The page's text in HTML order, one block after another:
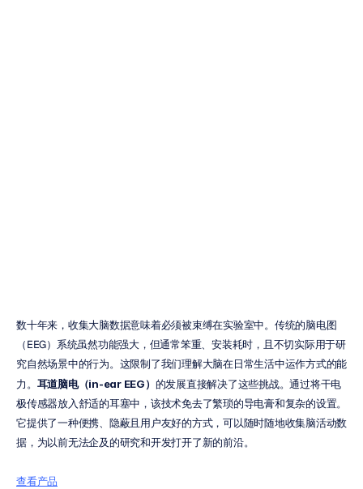
数十年来，收集大脑数据意味着必须被束缚在实验室中。传统的脑电图
（EEG）系统虽然功能强大，但通常笨重、安装耗时，且不切实际用于研
究自然场景中的行为。这限制了我们理解大脑在日常生活中运作方式的能
力。 耳道脑电（in-ear EEG） 的发展直接解决了这些挑战。通过将干电
极传感器放入舒适的耳塞中，该技术免去了繁琐的导电膏和复杂的设置。
它提供了一种便携、隐蔽且用户友好的方式，可以随时随地收集脑活动数
据，为以前无法企及的研究和开发打开了新的前沿。
查看产品